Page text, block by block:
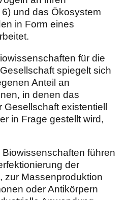
und das Ökosystem
in Form eines
für die
spiegelt sich
Anteil an
in denen das
Gesellschaft existentiell
in Frage gestellt wird,
führen
der
zur Massenproduktion
oder Antikörpern